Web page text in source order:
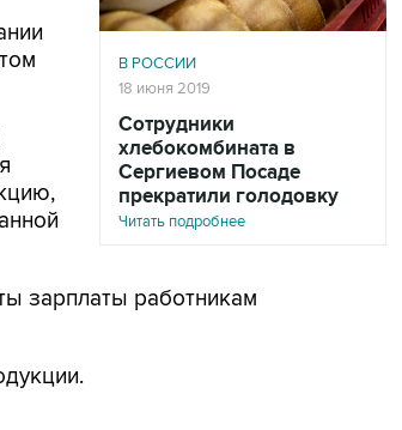
В РОССИИ
18 июня 2019
Сотрудники
хлебокомбината в
Сергиевом Посаде
прекратили голодовку
Читать подробнее
зарплаты работникам